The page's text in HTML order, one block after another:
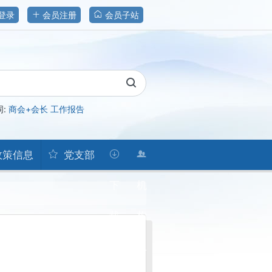
录 会员注册 会员子站
: 商会+会长 工作报告
信息 党支部
载 构